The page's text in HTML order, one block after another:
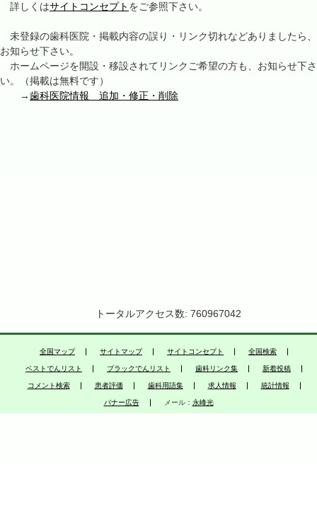
詳しくはサイトコンセプト をご参照下さい。
未登録の歯科医院・掲載内容の誤り・リンク切れなどありましたら、
お知らせ下さい。
ホームページを開設・移設されてリンクご希望の方も、お知らせ下さ
い。（掲載は無料です）
→歯科医院情報 追加・修正・削除
トータルアクセス数: 760967042
全国マップ サイトマップ サイトコンセプト 全国検索
ベストでんリスト ブラックでんリスト 歯科リンク集 新着投稿
コメント検索 患者評価 歯科用語集 求人情報 統計情報
バナー広告 メール： 永峰光